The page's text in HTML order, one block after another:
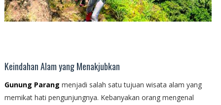
Keindahan Alam yang Menakjubkan
Gunung Parang menjadi salah satu tujuan wisata alam yang
memikat hati pengunjungnya. Kebanyakan orang mengenal